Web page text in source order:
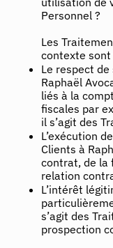
Personnel ?
Les
contexte sont
Le respect
Raphaël
liés à la
fiscales par
il s’agit des
L’exécution
Clients à
contrat, de la
relation
L’intérêt
s’agit des
prospection